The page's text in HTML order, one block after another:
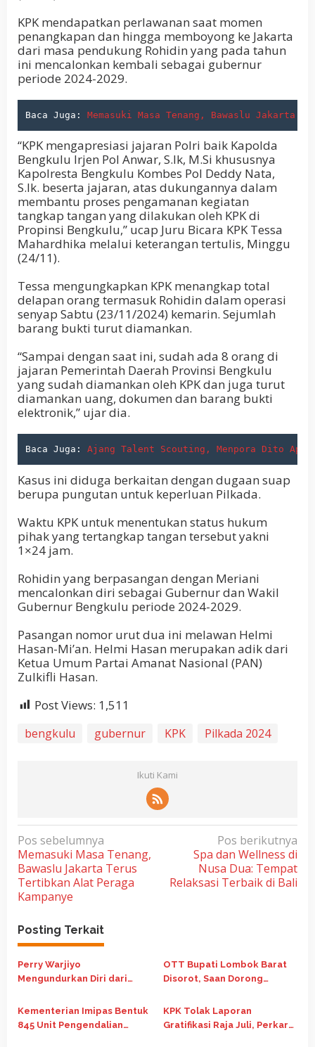
KPK mendapatkan perlawanan saat momen
penangkapan dan hingga memboyong ke Jakarta
dari masa pendukung Rohidin yang pada tahun
ini mencalonkan kembali sebagai gubernur
periode 2024-2029.
Baca Juga: Memasuki Masa Tenang, Bawaslu Jakarta
“KPK mengapresiasi jajaran Polri baik Kapolda
Bengkulu Irjen Pol Anwar, S.Ik, M.Si khususnya
Kapolresta Bengkulu Kombes Pol Deddy Nata,
S.Ik. beserta jajaran, atas dukungannya dalam
membantu proses pengamanan kegiatan
tangkap tangan yang dilakukan oleh KPK di
Propinsi Bengkulu,” ucap Juru Bicara KPK Tessa
Mahardhika melalui keterangan tertulis, Minggu
(24/11).
Tessa mengungkapkan KPK menangkap total
delapan orang termasuk Rohidin dalam operasi
senyap Sabtu (23/11/2024) kemarin. Sejumlah
barang bukti turut diamankan.
“Sampai dengan saat ini, sudah ada 8 orang di
jajaran Pemerintah Daerah Provinsi Bengkulu
yang sudah diamankan oleh KPK dan juga turut
diamankan uang, dokumen dan barang bukti
elektronik,” ujar dia.
Baca Juga: Ajang Talent Scouting, Menpora Dito
Kasus ini diduga berkaitan dengan dugaan suap
berupa pungutan untuk keperluan Pilkada.
Waktu KPK untuk menentukan status hukum
pihak yang tertangkap tangan tersebut yakni
1×24 jam.
Rohidin yang berpasangan dengan Meriani
mencalonkan diri sebagai Gubernur dan Wakil
Gubernur Bengkulu periode 2024-2029.
Pasangan nomor urut dua ini melawan Helmi
Hasan-Mi’an. Helmi Hasan merupakan adik dari
Ketua Umum Partai Amanat Nasional (PAN)
Zulkifli Hasan.
Post Views: 1,511
bengkulu gubernur KPK Pilkada 2024
Ikuti Kami
N
a
v
i
a
s
i
o
Pos sebelumnya
Memasuki Masa Tenang,
Bawaslu Jakarta Terus
Tertibkan Alat Peraga
Kampanye
Pos berikutnya
Spa dan Wellness di
Nusa Dua: Tempat
Relaksasi Terbaik di Bali
Posting Terkait
Perry Warjiyo
Mengundurkan Diri dari
Damayanti Jadi Pejabat
Sementara
OTT Bupati Lombok Barat
Disorot, Saan Dorong
Integritas Kepala Daerah
Kementerian Imipas Bentuk
845 Unit Pengendalian
KPK Tolak Laporan
Gratifikasi Raja Juli, Perkara